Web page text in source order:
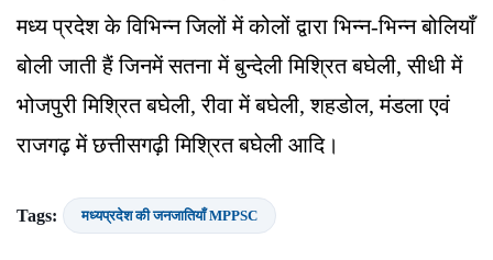
मध्य प्रदेश के विभिन्न जिलों में कोलों द्वारा भिन्न-भिन्न बोलियाँ
बोली जाती हैं जिनमें सतना में बुन्देली मिश्रित बघेली, सीधी में
भोजपुरी मिश्रित बघेली, रीवा में बघेली, शहडोल, मंडला एवं
राजगढ़ में छत्तीसगढ़ी मिश्रित बघेली आदि।
Tags: मध्यप्रदेश की जनजातियाँ MPPSC